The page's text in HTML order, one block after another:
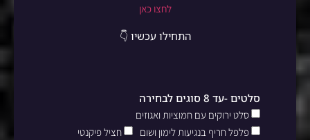
לחצו כאן
התחילו עכשיו 👇
סלטים -עד 8 סוגים לבחירה
סלט ירוקים עם חמוציות ואגוזים
פלפל חריף בנגיעות לימון ושום
חציל פיקנטי